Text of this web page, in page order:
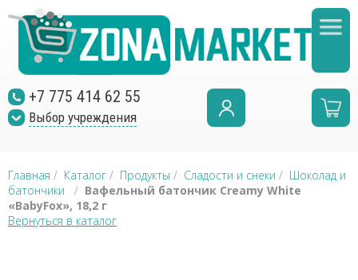
+7 775 414 62 55
Выбор учреждения
Главная / Каталог / Продукты / Сладости и снеки / Шоколад и
батончики / Вафельный батончик Creamy White
«BabyFox», 18,2 г
Вернуться в каталог